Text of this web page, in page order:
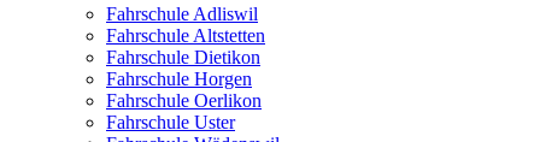
Fahrschule Adliswil
Fahrschule Altstetten
Fahrschule Dietikon
Fahrschule Horgen
Fahrschule Oerlikon
Fahrschule Uster